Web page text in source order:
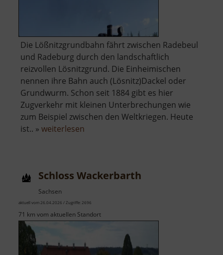
Die Lößnitzgrundbahn fährt zwischen Radebeul
und Radeburg durch den landschaftlich
reizvollen Lösnitzgrund. Die Einheimischen
nennen ihre Bahn auch (Lösnitz)Dackel oder
Grundwurm. Schon seit 1884 gibt es hier
Zugverkehr mit kleinen Unterbrechungen wie
zum Beispiel zwischen den Weltkriegen. Heute
ist.. » weiterlesen
Schloss Wackerbarth
Sachsen
aktuell vom 26.04.2026 / Zugriffe: 2696
71 km vom aktuellen Standort